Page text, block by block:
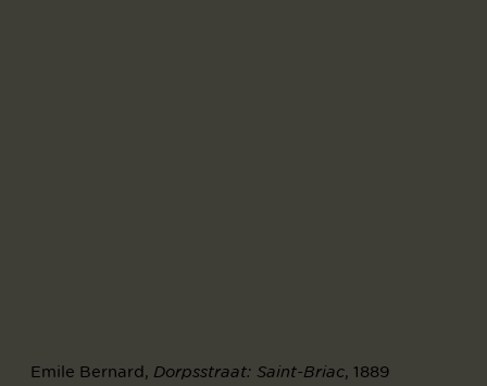
Emile Bernard, Dorpsstraat: Saint-Briac, 1889